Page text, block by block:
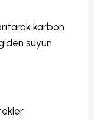
karbon
suyun